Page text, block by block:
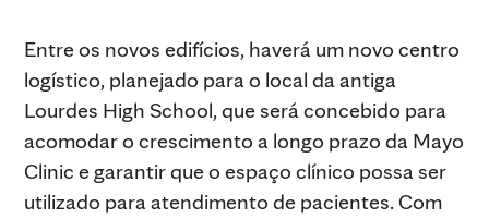
Entre os novos edifícios, haverá um novo centro
logístico, planejado para o local da antiga
Lourdes High School, que será concebido para
acomodar o crescimento a longo prazo da Mayo
Clinic e garantir que o espaço clínico possa ser
utilizado para atendimento de pacientes. Com